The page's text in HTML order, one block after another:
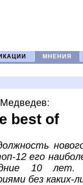
МНЕНИЯ
:
best of
12 его
10
без каких-